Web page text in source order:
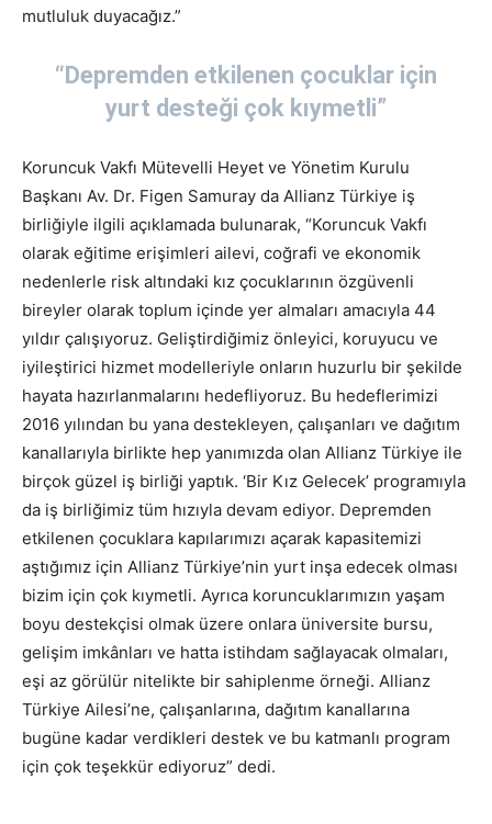
mutluluk duyacağız.”
“Depremden etkilenen çocuklar için
yurt desteği çok kıymetli”
Koruncuk Vakfı Mütevelli Heyet ve Yönetim Kurulu
Başkanı Av. Dr. Figen Samuray da Allianz Türkiye iş
birliğiyle ilgili açıklamada bulunarak, “Koruncuk Vakfı
olarak eğitime erişimleri ailevi, coğrafi ve ekonomik
nedenlerle risk altındaki kız çocuklarının özgüvenli
bireyler olarak toplum içinde yer almaları amacıyla 44
yıldır çalışıyoruz. Geliştirdiğimiz önleyici, koruyucu ve
iyileştirici hizmet modelleriyle onların huzurlu bir şekilde
hayata hazırlanmalarını hedefliyoruz. Bu hedeflerimizi
2016 yılından bu yana destekleyen, çalışanları ve dağıtım
kanallarıyla birlikte hep yanımızda olan Allianz Türkiye ile
birçok güzel iş birliği yaptık. ‘Bir Kız Gelecek’ programıyla
da iş birliğimiz tüm hızıyla devam ediyor. Depremden
etkilenen çocuklara kapılarımızı açarak kapasitemizi
aştığımız için Allianz Türkiye’nin yurt inşa edecek olması
bizim için çok kıymetli. Ayrıca koruncuklarımızın yaşam
boyu destekçisi olmak üzere onlara üniversite bursu,
gelişim imkânları ve hatta istihdam sağlayacak olmaları,
eşi az görülür nitelikte bir sahiplenme örneği. Allianz
Türkiye Ailesi’ne, çalışanlarına, dağıtım kanallarına
bugüne kadar verdikleri destek ve bu katmanlı program
için çok teşekkür ediyoruz” dedi.